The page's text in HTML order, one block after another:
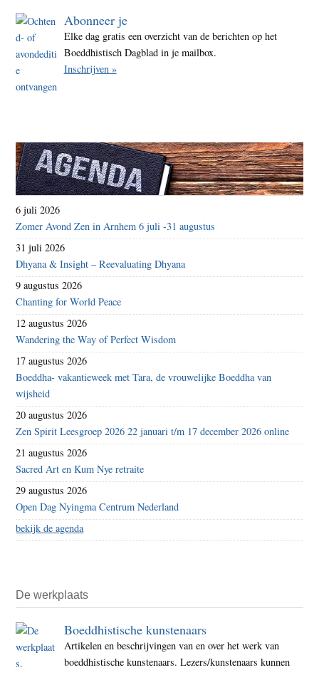
Abonneer je
Elke dag gratis een overzicht van de berichten op het
Boeddhistisch Dagblad in je mailbox.
Inschrijven »
6 juli 2026
Zomer Avond Zen in Arnhem 6 juli -31 augustus
31 juli 2026
Dhyana & Insight – Reevaluating Dhyana
9 augustus 2026
Chanting for World Peace
12 augustus 2026
Wandering the Way of Perfect Wisdom
17 augustus 2026
Boeddha- vakantieweek met Tara, de vrouwelijke Boeddha van
wijsheid
20 augustus 2026
Zen Spirit Leesgroep 2026 22 januari t/m 17 december 2026 online
21 augustus 2026
Sacred Art en Kum Nye retraite
29 augustus 2026
Open Dag Nyingma Centrum Nederland
bekijk de agenda
De werkplaats
Boeddhistische kunstenaars
Artikelen en beschrijvingen van en over het werk van
boeddhistische kunstenaars. Lezers/kunstenaars kunnen